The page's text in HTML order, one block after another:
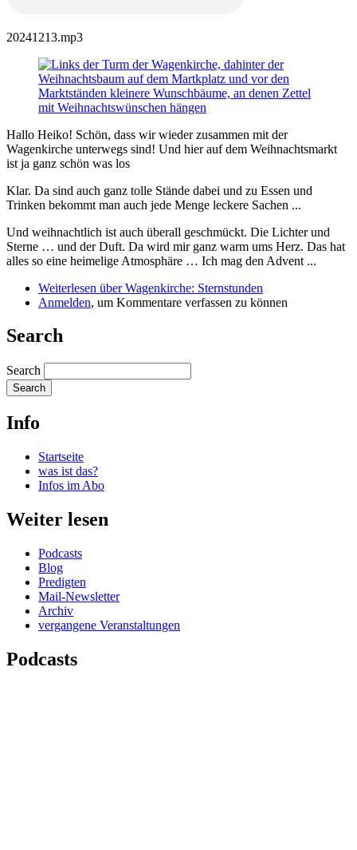
20241213.mp3
Hallo Heiko! Schön, dass wir wieder zusammen mit der
Wagenkirche unterwegs sind! Und hier auf dem Weihnachtsmarkt
ist ja ganz schön was los
Klar. Da sind auch ganz tolle Stände dabei und zu Essen und
Trinken bekommt man auch jede Menge leckere Sachen ...
Und weihnachtlich ist auch überall geschmückt. Die Lichter und
Sterne … und der Duft. Da wird mir ganz warm ums Herz. Das hat
alles so eine heimelige Atmosphäre … Ich mag den Advent ...
Weiterlesen über Wagenkirche: Sternstunden
Anmelden, um Kommentare verfassen zu können
Search
Search
Info
Startseite
was ist das?
Infos im Abo
Weiter lesen
Podcasts
Blog
Predigten
Mail-Newsletter
Archiv
vergangene Veranstaltungen
Podcasts